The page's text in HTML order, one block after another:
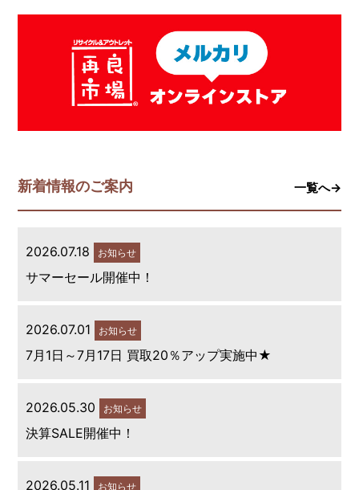
新着情報のご案内 一覧へ→
2026.07.18 お知らせ
サマーセール開催中！
2026.07.01 お知らせ
7月1日～7月17日 買取20％アップ実施中★
2026.05.30 お知らせ
決算SALE開催中！
2026.05.11 お知らせ